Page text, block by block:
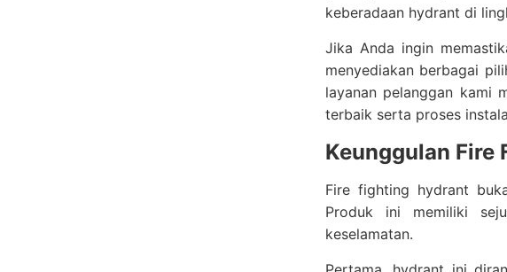
keberadaan hydrant di
Jika Anda ingin
menyediakan berbagai
layanan pelanggan kami
terbaik serta proses
Keunggulan Fire
Fire fighting hydrant
Produk ini memiliki
keselamatan.